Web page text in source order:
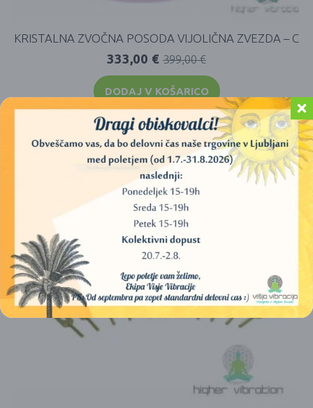
KRISTALNA ZVOČNA POSODA VIJOLIČNA ZVEZDA – C
399,00€
333,00 €
DODAJ V KOŠARICO